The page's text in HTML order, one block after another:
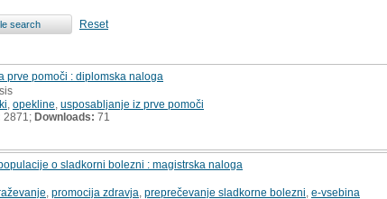
Reset
prve pomoči : diplomska naloga
opekline usposabljanje iz prve pomoči
2871; Downloads: 71
o sladkorni bolezni : magistrska naloga
promocija zdravja preprečevanje sladkorne bolezni e-vsebina